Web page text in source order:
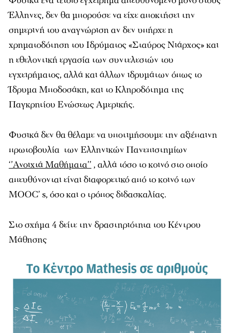
Έλληνες, δεν θα μπορούσε να είχε αποκτήσει την
σημερινή του αναγνώριση αν δεν υπήρχε η
χρηματοδότηση του Ιδρύματος «Σταύρος Νιάρχος» και
η εθελοντική εργασία των συντελεστών του
εγχειρήματος, αλλά και άλλων ιδρυμάτων όπως το
Ίδρυμα Μποδοσάκη, και το Κληροδότημα της
Παγκρητίου Ενώσεως Αμερικής.
Φυσικά δεν θα θέλαμε να υποτιμήσουμε την αξιέπαινη
πρωτοβουλία των Ελληνικών Πανεπιστημίων
‘’Ανοιχτά Μαθήματα’’ , αλλά τόσο το κοινό στο οποίο
απευθύνονται είναι διαφορετικό από το κοινό των
MOOC’ s, όσο και ο τρόπος διδασκαλίας.
Στο σχήμα 4 δείτε την δραστηριότητα του Κέντρου
Μάθησης